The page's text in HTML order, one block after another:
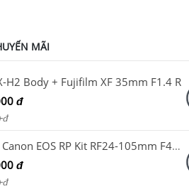
MÃI
H2 Body + Fujifilm XF 35mm F1.4 R
đ
đ
Máy ảnh Canon EOS RP Kit RF24-105mm F4-7.1 IS STM
đ
đ